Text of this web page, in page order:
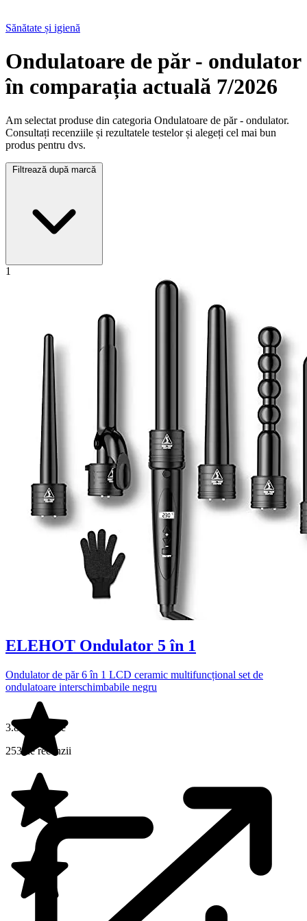
Sănătate și igienă
Ondulatoare de păr - ondulator
în comparația actuală 7/2026
Am selectat produse din categoria Ondulatoare de păr - ondulator.
Consultați recenziile și rezultatele testelor și alegeți cel mai bun
produs pentru dvs.
1
ELEHOT Ondulator 5 în 1
Ondulator de păr 6 în 1 LCD ceramic multifuncțional set de
ondulatoare interschimbabile negru
3.8 din 5 stele
253 de recenzii